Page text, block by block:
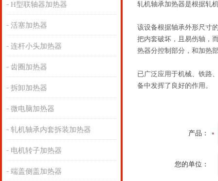
H型联轴器加热器
活塞加热器
连杆小头加热器
齿圈加热器
拆卸加热器
微电脑加热器
轧机轴承内套拆装加热器
电机转子加热器
端盖侧盖加热器
轧机轴承加热器是根据轧
该设备根据轴承外形尺寸
把内套破坏，且易伤轴，
热器分控制部分，和加热
已广泛应用于机械、铁路
备中发挥了良好的作用。
产品：
您的单位：